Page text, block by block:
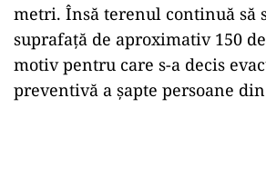
metri. Însă terenul continuă să
suprafață de aproximativ 150
motiv pentru care s-a decis
preventivă a șapte persoane